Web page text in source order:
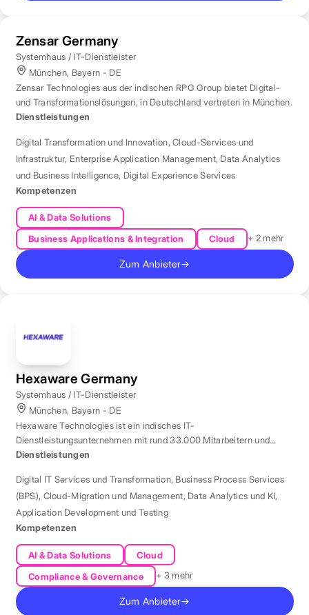
Zensar Germany
Systemhaus / IT-Dienstleister
München, Bayern - DE
Zensar Technologies aus der indischen RPG Group bietet Digital-
und Transformationslösungen, in Deutschland vertreten in München.
Dienstleistungen
Digital Transformation und Innovation,Cloud-Services und
Infrastruktur, Enterprise Application Management, Data Analytics
und Business Intelligence, Digital Experience Services
Kompetenzen
AI & Data Solutions
Business Applications & Integration
Cloud + 2 mehr
Zum Anbieter→
Hexaware Germany
Systemhaus / IT-Dienstleister
München, Bayern - DE
Hexaware Technologies ist ein indisches IT-
Dienstleistungsunternehmen mit rund 33.000 Mitarbeitern und
Standort München für Automatisierung und KI.
Dienstleistungen
Digital IT Services und Transformation, Business Process Services
(BPS), Cloud-Migration und Management, Data Analytics und KI,
Application Development und Testing
Kompetenzen
AI & Data Solutions
Cloud
Compliance & Governance
+ 3 mehr
Zum Anbieter→